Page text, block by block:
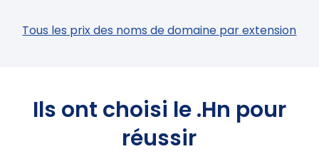
Tous les prix des noms de domaine par extension
Ils ont choisi le .Hn pour
réussir